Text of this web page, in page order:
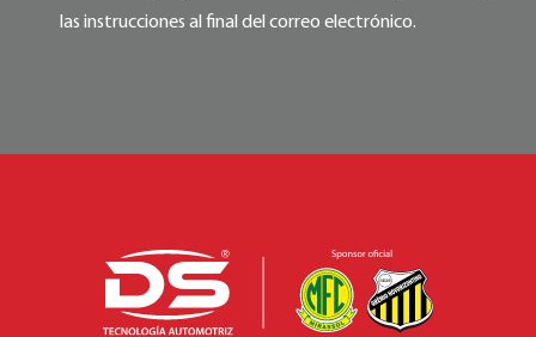
las instrucciones al final del correo electrónico.